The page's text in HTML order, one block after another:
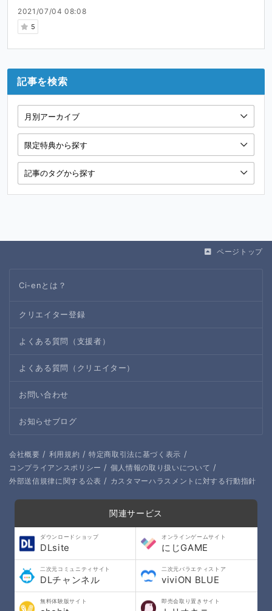
2021/07/04 08:08
5
記事を検索
ページトップ
Ci-enとは？
クリエイター登録
よくある質問（支援者）
よくある質問（クリエイター）
お問い合わせ
お知らせブログ
会社概要 / 利用規約 / 特定商取引法に基づく表示 /
コンプライアンスポリシー / 個人情報の取り扱いについて /
外部送信規律に関する公表 / カスタマーハラスメントに対する行動指針
関連サービス
ダウンロードショップ
DLsite
オンラインゲームサイト
にじGAME
二次元コミュニティサイト
DLチャンネル
二次元バラエティストア
viviON BLUE
無料体験版サイト 即売会取り置きサイト